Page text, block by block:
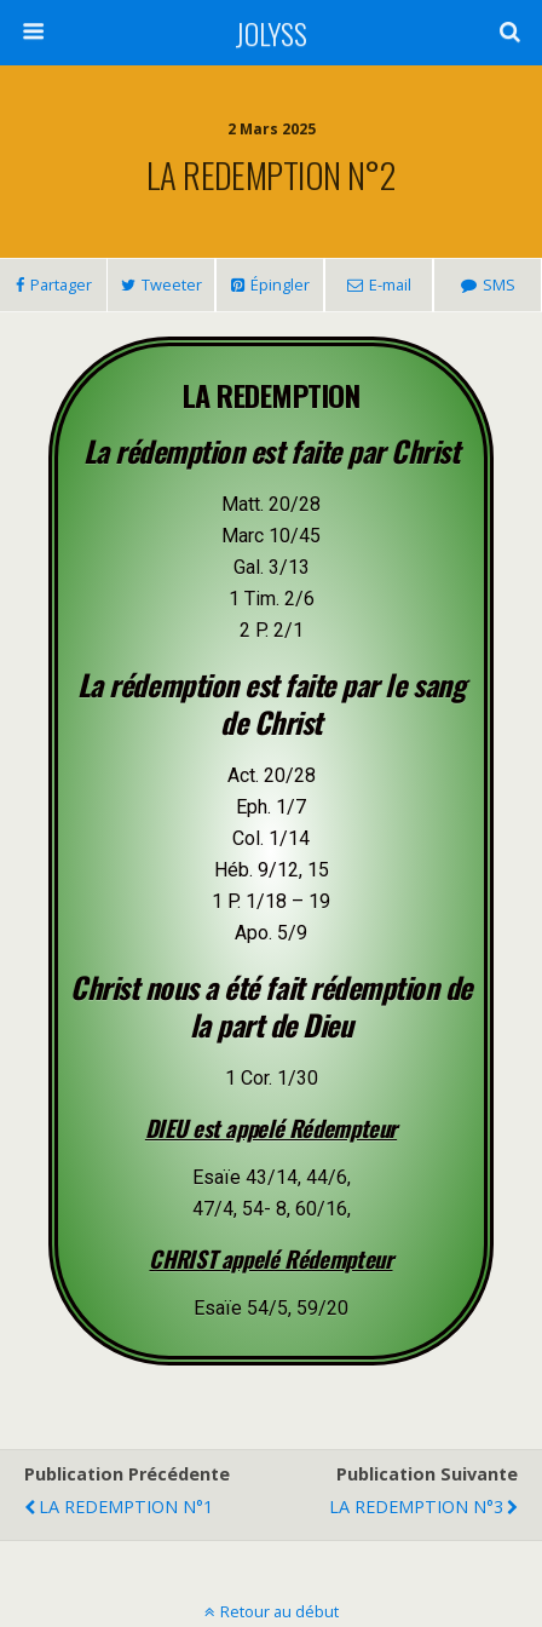
JOLYSS
2 Mars 2025
LA REDEMPTION N°2
Partager Tweeter Épingler E-mail SMS
LA REDEMPTION
La rédemption est faite par Christ
Matt. 20/28
Marc 10/45
Gal. 3/13
1 Tim. 2/6
2 P. 2/1
La rédemption est faite par le sang
de Christ
Act. 20/28
Eph. 1/7
Col. 1/14
Héb. 9/12, 15
1 P. 1/18 – 19
Apo. 5/9
Christ nous a été fait rédemption de
la part de Dieu
1 Cor. 1/30
DIEU est appelé Rédempteur
Esaïe 43/14, 44/6,
47/4, 54- 8, 60/16,
CHRIST appelé Rédempteur
Esaïe 54/5, 59/20
Publication Précédente
LA REDEMPTION N°1
Publication Suivante
LA REDEMPTION N°3
Retour au début